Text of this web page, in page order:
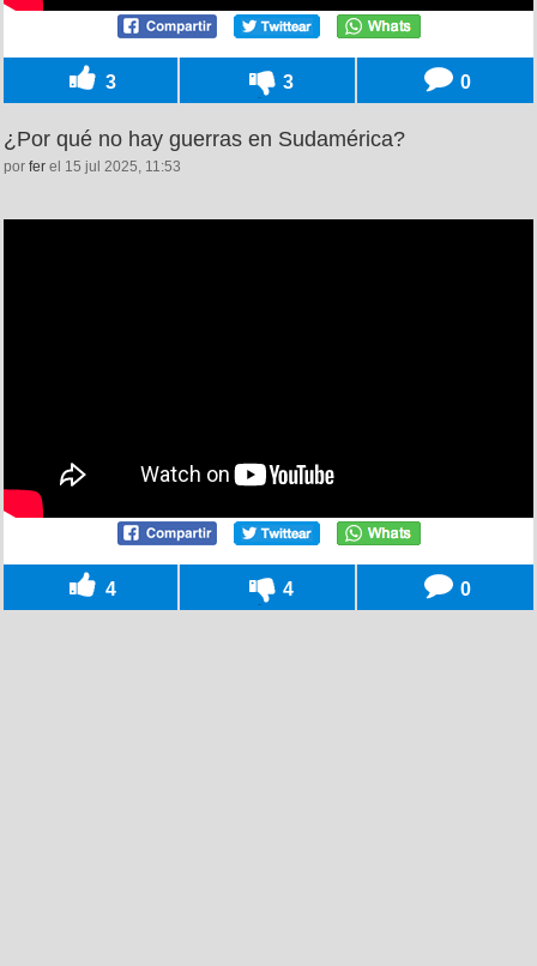
3 3 0
¿Por qué no hay guerras en Sudamérica?
por fer el 15 jul 2025, 11:53
4 4 0